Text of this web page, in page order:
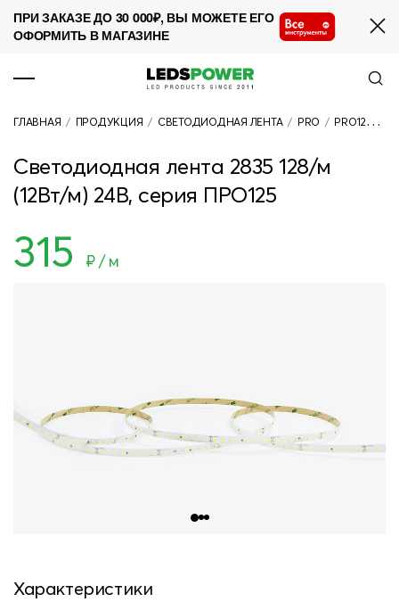
ПРИ ЗАКАЗЕ ДО 30 000₽, ВЫ МОЖЕТЕ ЕГО
ОФОРМИТЬ В МАГАЗИНЕ
О КОМПАНИИ
СОТРУДНИЧЕСТВО
НОВОСТИ
ПРОЕКТЫ
ГЛАВНАЯ / ПРОДУКЦИЯ / СВЕТОДИОДНАЯ ЛЕНТА / PRO / PRO125 /
Светодиодная лента 2835 128/м
(12Вт/м) 24В, серия ПРО125
315 ₽ / м
Характеристики